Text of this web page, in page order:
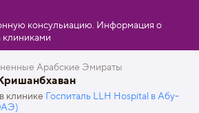
консульиацию. Информация о
клиниками
Арабские Эмираты
клинике Госпиталь LLH Hospital в Абу-